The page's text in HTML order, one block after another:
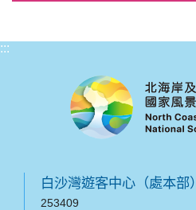
:::
白沙灣遊客中心（處本部）
253409